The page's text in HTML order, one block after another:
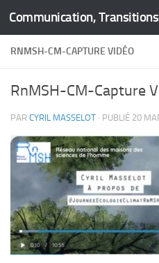
Skip to content
RNMSH-CM-CAPTURE VIDÉO
RnMSH-CM-Capture
PAR CYRIL MASSELOT · PUBLIÉ 20